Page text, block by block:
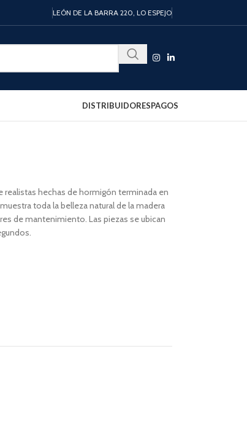
LEÓN DE LA BARRA 220, LO ESPEJO
DISTRIBUIDORESPAGOS
hechas de hormigón terminada en
toda la belleza natural de la madera
de mantenimiento. Las piezas se ubican